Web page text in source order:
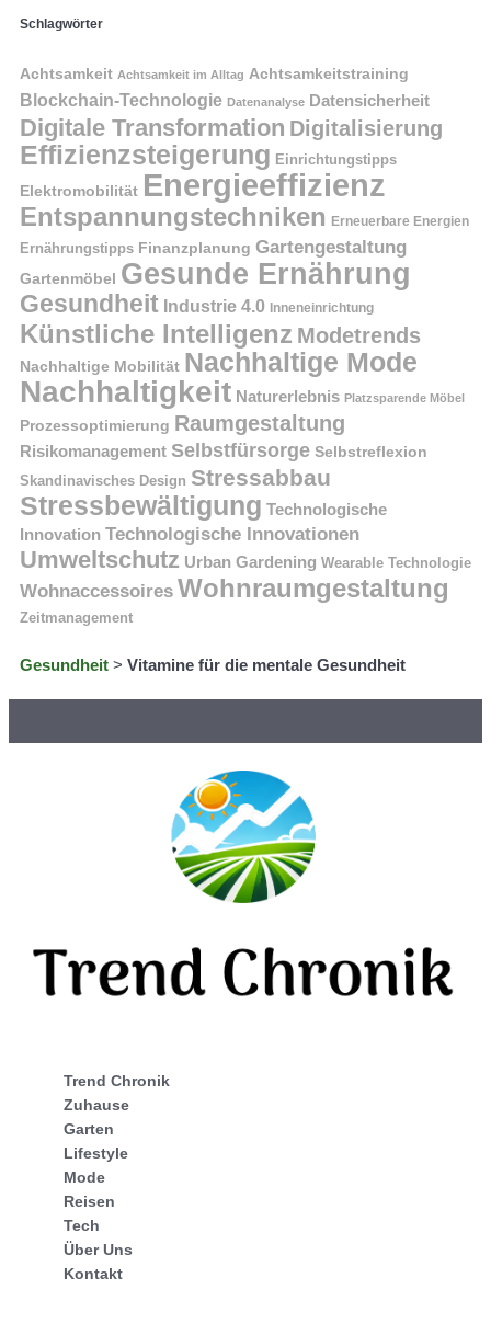
Schlagwörter
Achtsamkeit Achtsamkeit im Alltag Achtsamkeitstraining
Blockchain-Technologie Datenanalyse Datensicherheit
Digitale Transformation Digitalisierung
Effizienzsteigerung Einrichtungstipps
Elektromobilität Energieeffizienz
Entspannungstechniken Erneuerbare Energien
Ernährungstipps Finanzplanung Gartengestaltung
Gartenmöbel Gesunde Ernährung
Gesundheit Industrie 4.0 Inneneinrichtung
Künstliche Intelligenz Modetrends
Nachhaltige Mobilität Nachhaltige Mode
Nachhaltigkeit Naturerlebnis Platzsparende Möbel
Prozessoptimierung Raumgestaltung
Risikomanagement Selbstfürsorge Selbstreflexion
Skandinavisches Design Stressabbau
Stressbewältigung Technologische
Innovation Technologische Innovationen
Umweltschutz Urban Gardening Wearable Technologie
Wohnaccessoires Wohnraumgestaltung
Zeitmanagement
Gesundheit > Vitamine für die mentale Gesundheit
Trend Chronik
Zuhause
Garten
Lifestyle
Mode
Reisen
Tech
Über Uns
Kontakt